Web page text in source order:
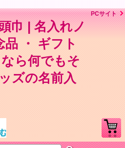
巾 | 名入れノ
・ ギフト
ら何でもそ
ズの名前入
PCサイト